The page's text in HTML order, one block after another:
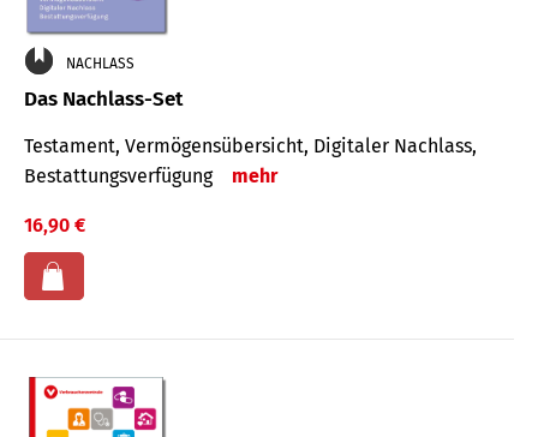
NACHLASS
Das Nachlass-Set
Testament, Vermögens­übersicht, Digitaler Nach­lass,
Bestat­tungs­ver­fügung
mehr
16,90 €